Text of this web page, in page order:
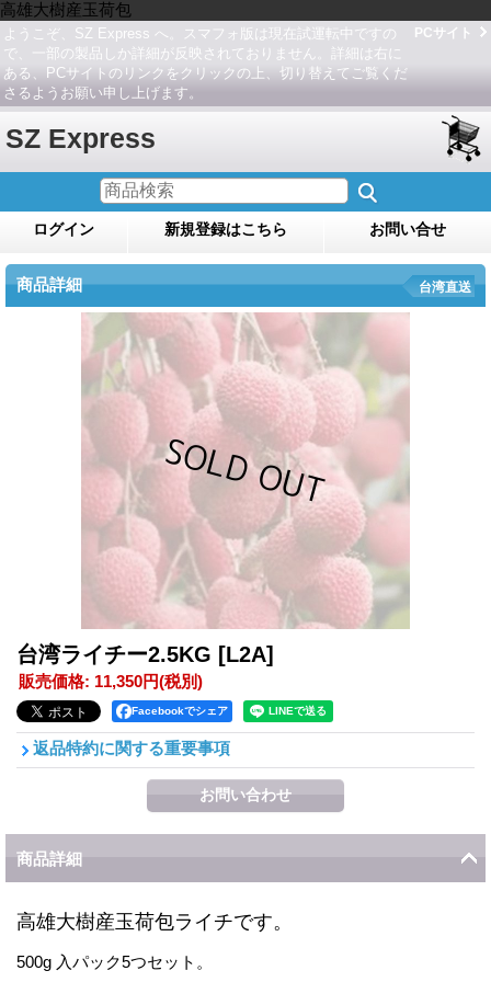
高雄大樹産玉荷包
ようこぞ、SZ Express へ。スマフォ版は現在試運転中ですの
で、一部の製品しか詳細が反映されておりません。詳細は右に
ある、PCサイトのリンクをクリックの上、切り替えてご覧くだ
さるようお願い申し上げます。
PCサイト
SZ Express
ログイン 新規登録はこちら お問い合せ
商品詳細 台湾直送
台湾ライチー2.5KG [L2A]
販売価格: 11,350円(税別)
Facebookでシェア
返品特約に関する重要事項
商品詳細
高雄大樹産玉荷包ライチです。
500g 入パック5つセット。